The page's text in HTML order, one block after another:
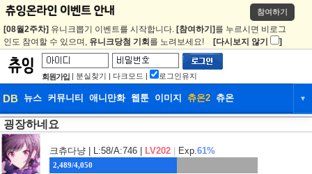
참여하기
[08월2주차] 유니크뽑기 이벤트를 시작합니다. [참여하기] 를 누르시면 비로그
인도 참여할 수 있으며, 유니크당첨 기회 를 노려보세요! [다시보지 않기 ]
회원가입 | 분실찾기 | 다크모드 | 로그인유지
DB 뉴스 커뮤니티 애니만화 웹툰 이미지 츄온2 츄온 ▼
DB
웹툰 이미지 츄온2
굉장하네요
크츄다냥 | L:58/A:746 | LV202 Exp.61%
2,489/4,050